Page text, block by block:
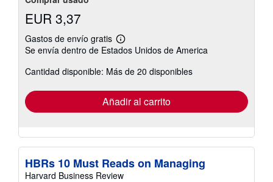
EUR 3,37
Gastos de envío gratis
Más
información
las
envío
Se envía dentro de Estados Unidos de America
Cantidad disponible: Más de 20 disponibles
Añadir al carrito
HBRs 10 Must Reads on Managing
Harvard Business Review